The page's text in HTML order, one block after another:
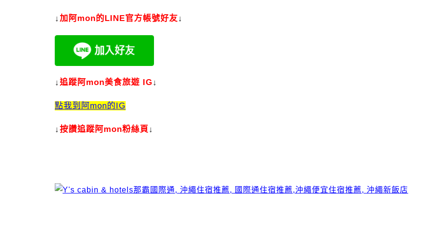
↓加 阿mon的LINE官方帳號好友↓
↓追蹤阿mon美食旅遊 IG↓
點我到阿mon的IG
↓按讚追蹤阿mon粉絲頁 ↓